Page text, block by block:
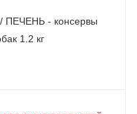
ПЕЧЕНЬ - консервы
1.2 кг